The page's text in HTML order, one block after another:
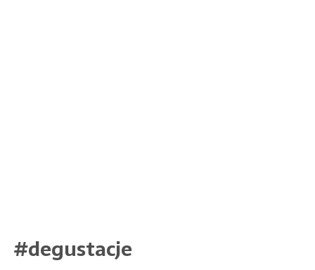
#degustacje